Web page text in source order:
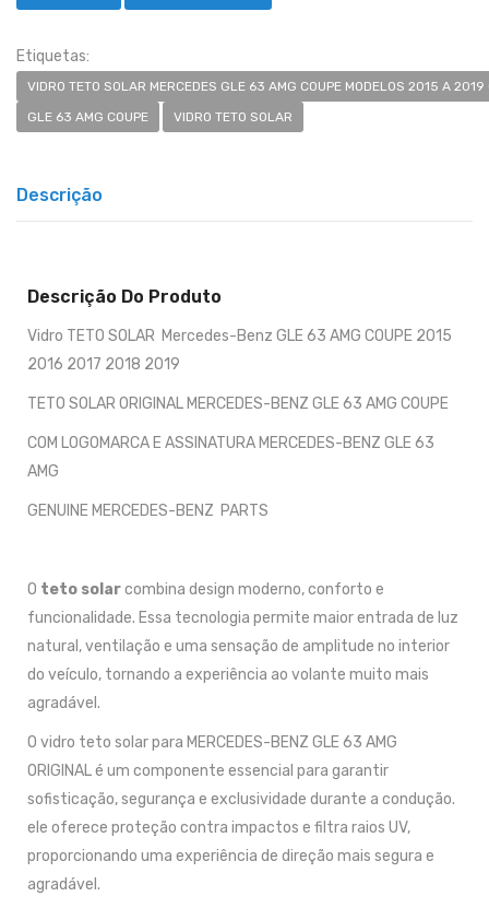
Etiquetas:
VIDRO TETO SOLAR MERCEDES GLE 63 AMG COUPE MODELOS 2015 A 2019
GLE 63 AMG COUPE
VIDRO TETO SOLAR
Descrição
Descrição Do Produto
Vidro TETO SOLAR Mercedes-Benz GLE 63 AMG COUPE 2015
2016 2017 2018 2019
TETO SOLAR ORIGINAL MERCEDES-BENZ GLE 63 AMG COUPE
COM LOGOMARCA E ASSINATURA MERCEDES-BENZ GLE 63
AMG
GENUINE MERCEDES-BENZ PARTS
O teto solarcombina design moderno, conforto e
funcionalidade. Essa tecnologia permite maior entrada de luz
natural, ventilação e uma sensação de amplitude no interior
do veículo, tornando a experiência ao volante muito mais
agradável.
O vidro teto solar para MERCEDES-BENZ GLE 63 AMG
ORIGINAL é um componente essencial para garantir
sofisticação, segurança e exclusividade durante a condução.
ele oferece proteção contra impactos e filtra raios UV,
proporcionando uma experiência de direção mais segura e
agradável.